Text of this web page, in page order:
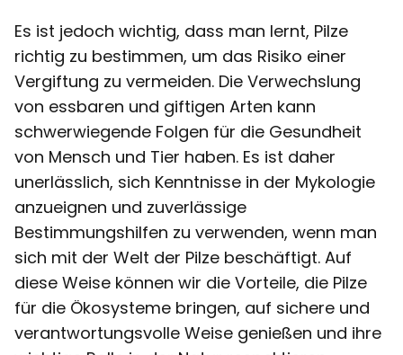
Es ist jedoch wichtig, dass man lernt, Pilze
richtig zu bestimmen, um das Risiko einer
Vergiftung zu vermeiden. Die Verwechslung
von essbaren und giftigen Arten kann
schwerwiegende Folgen für die Gesundheit
von Mensch und Tier haben. Es ist daher
unerlässlich, sich Kenntnisse in der Mykologie
anzueignen und zuverlässige
Bestimmungshilfen zu verwenden, wenn man
sich mit der Welt der Pilze beschäftigt. Auf
diese Weise können wir die Vorteile, die Pilze
für die Ökosysteme bringen, auf sichere und
verantwortungsvolle Weise genießen und ihre